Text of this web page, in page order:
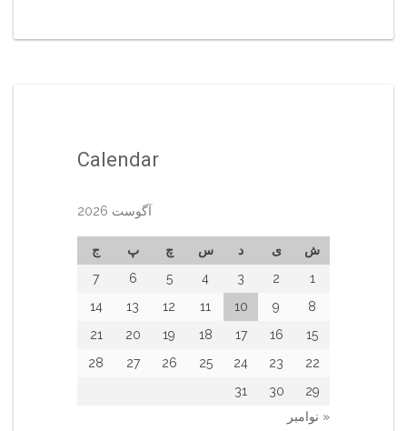
Calendar
آگوست 2026
ش ی د س چ پ
ج
1
2
3
4
5
6
7
8
9
10
11
12
13
14
15
16
17
18
19
20
21
22
23
24
25
26
27
28
29
30
31
« نوامبر